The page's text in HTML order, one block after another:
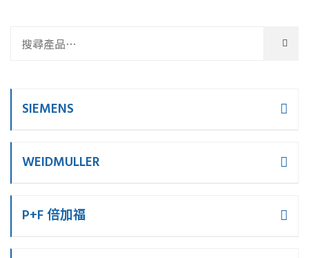
SIEMENS
WEIDMULLER
P+F 倍加福